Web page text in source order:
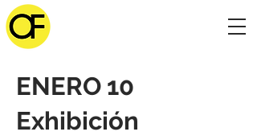
ENERO 10
Exhibición